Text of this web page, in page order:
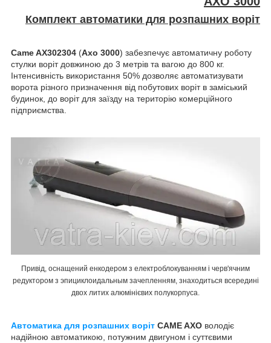
Комплект автоматики для розпашних воріт
Came AX302304 (Axo 3000) забезпечує автоматичну роботу
стулки воріт довжиною до 3 метрів та вагою до 800 кг.
Інтенсивність використання 50% дозволяє автоматизувати
ворота різного призначення від побутових воріт в заміський
будинок, до воріт для заїзду на територію комерційного
підприємства.
Привід, оснащений енкодером з електроблокуванням і черв'ячним
редуктором з эпициклоидальным зачепленням, знаходиться всередині
двох литих алюмінієвих полукорпуса.
Автоматика для розпашних воріт CAME AXO володіє
надійною автоматикою, потужним двигуном і суттєвими